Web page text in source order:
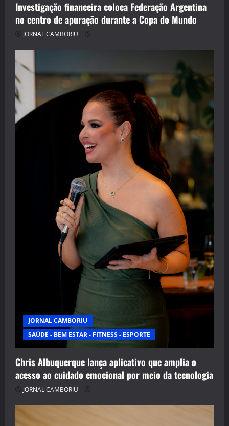
Investigação financeira coloca Federação Argentina
no centro de apuração durante a Copa do Mundo
JORNAL CAMBORIU
JORNAL CAMBORIU
SAÚDE - BEM ESTAR - FITNESS - ESPORTE
Chris Albuquerque lança aplicativo que amplia o
acesso ao cuidado emocional por meio da tecnologia
JORNAL CAMBORIU